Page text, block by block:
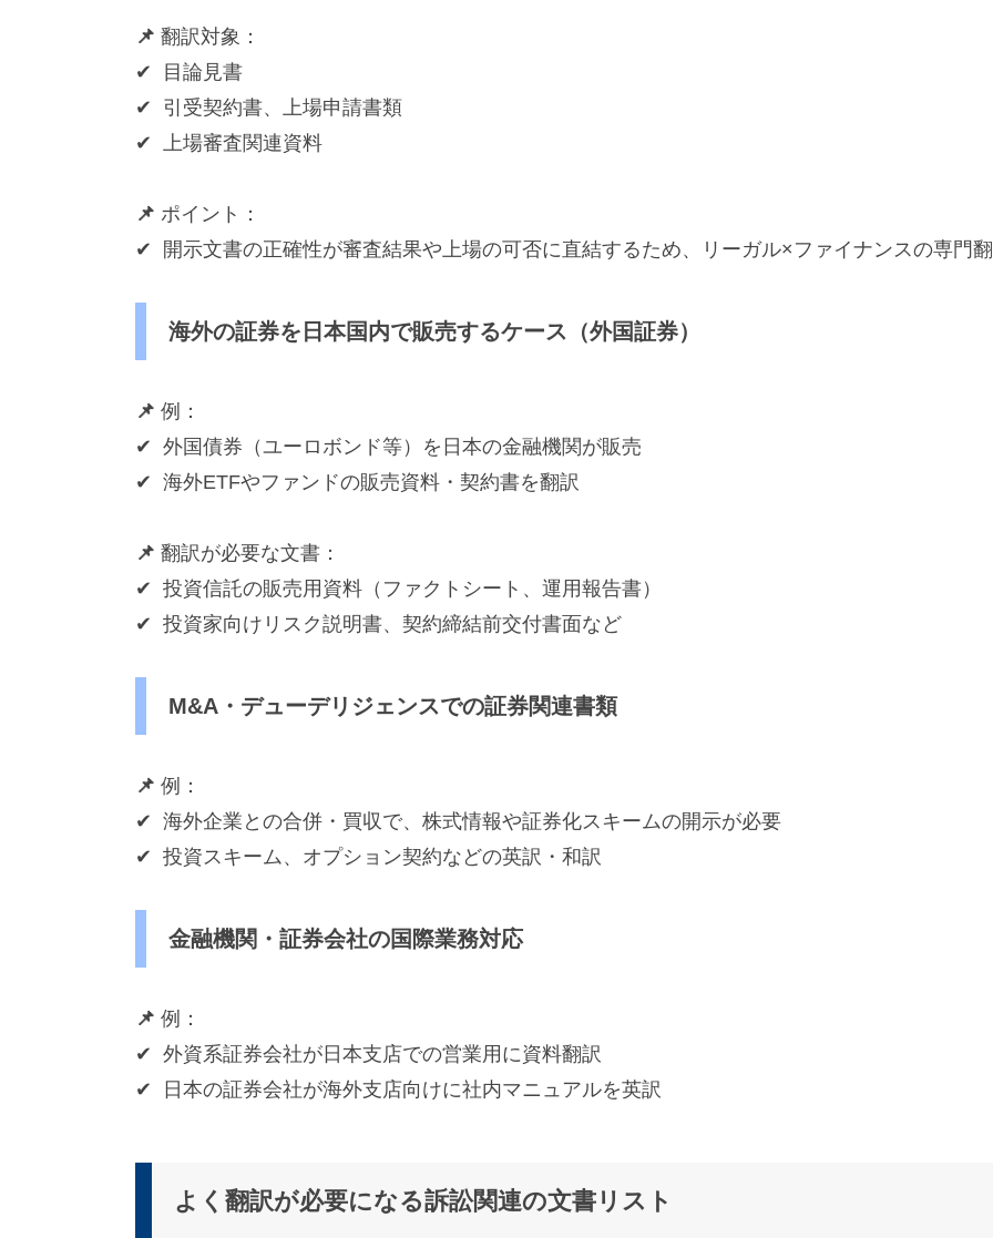
📌 翻訳対象 ：
✔ 目論見書
✔ 引受契約書、上場申請書類
✔ 上場審査関連資料
📌 ポイント：
✔ 開示文書の正確性が審査結果や上場の可否に直結するため、リーガル×ファイナンスの専門
海外の証券を日本国内で販売するケース（外国証券）
📌 例：
✔ 外国債券（ユーロボンド等）を日本の金融機関が販売
✔ 海外ETFやファンドの販売資料・契約書を翻訳
📌 翻訳が必要な文書：
✔ 投資信託の販売用資料（ファクトシート、運用報告書）
✔ 投資家向けリスク説明書、契約締結前交付書面など
M&A・デューデリジェンスでの証券関連書類
📌 例：
✔ 海外企業との合併・買収で、株式情報や証券化スキームの開示が必要
✔ 投資スキーム、オプション契約などの英訳・和訳
金融機関・証券会社の国際業務対応
📌 例：
✔ 外資系証券会社が日本支店での営業用に資料翻訳
✔ 日本の証券会社が海外支店向けに社内マニュアルを英訳
よく翻訳が必要になる訴訟関連の文書リスト